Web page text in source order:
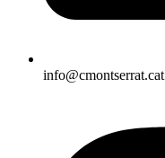
info@cmontserrat.cat